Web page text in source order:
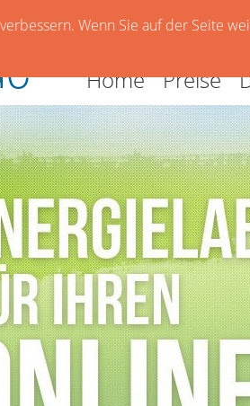
Wenn Sie auf der Seite
Home Preise